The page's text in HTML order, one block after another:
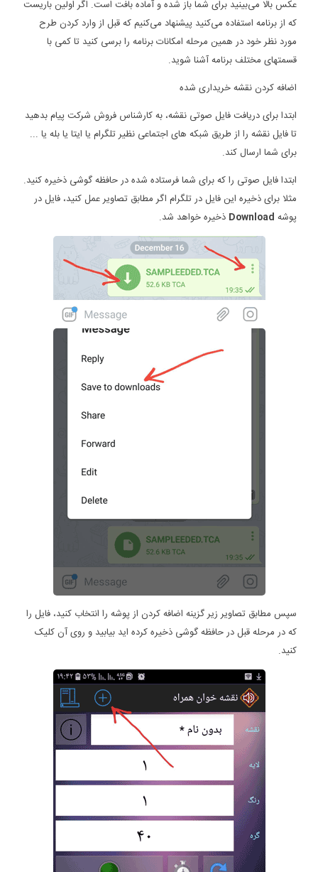
عکس بالا می‌بینید برای شما باز شده و آماده بافت است. اگر اولین باریست
که از برنامه استفاده می‌کنید پیشنهاد می‌کنیم که قبل از وارد کردن طرح
مورد نظر خود در همین مرحله امکانات برنامه را برسی کنید تا کمی با
قسمتهای مختلف برنامه آشنا شوید.
اضافه کردن نقشه خریداری شده
ابتدا برای دریافت فایل صوتی نقشه، به کارشناس فروش شرکت پیام بدهید
تا فایل نقشه را از طریق شبکه های اجتماعی نظیر تلگرام یا ایتا یا بله یا ...
برای شما ارسال کند.
ابتدا فایل صوتی را که برای شما فرستاده شده در حافظه گوشی ذخیره کنید.
مثلا برای ذخیره این فایل در تلگرام اگر مطابق تصاویر عمل کنید، فایل در
پوشه Download ذخیره خواهد شد.
سپس مطابق تصاویر زیر گزینه اضافه کردن از پوشه را انتخاب کنید، فایل را
که در مرحله قبل در حافظه گوشی ذخیره کرده اید بیابید و روی آن کلیک
کنید.